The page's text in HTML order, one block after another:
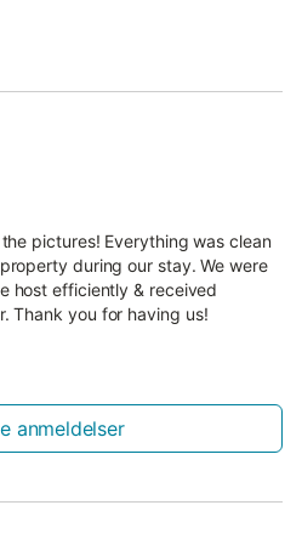
pictures! Everything was clean
during our stay. We were
host efficiently & received
Thank you for having us!
anmeldelser